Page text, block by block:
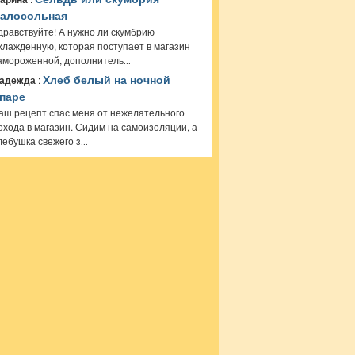
А нужно ли скумбрию
которая поступает в магазин
дополнитель...
:Хлеб белый на ночной
рецепт спас меня от нежелательного
в магазин. Сидим на самоизоляции, а
свежего з...